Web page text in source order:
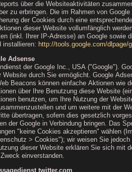
über die Websiteaktivitäten
zu erbringen. Die im Rahmen von
der Cookies durch eine
dieser Website vollumfänglich
(inkl. Ihrer IP-Adresse) an Google
installieren: http://tools.google.com/dlpage/
Adsense
der Google Inc., USA ("Google").
durch Sie ermöglicht. Google
Beacons können einfache Aktionen
über Ihre Benutzung diese Website
benutzen, um Ihre Nutzung der
und um weitere mit der
übertragen, sofern dies gesetzlich
der Google in Verbindung bringen. Das
"keine Cookies akzeptieren" wählen
> Cookies"); wir weisen Sie
dieser Website erklären Sie sich mit
einverstanden.
twitter.com